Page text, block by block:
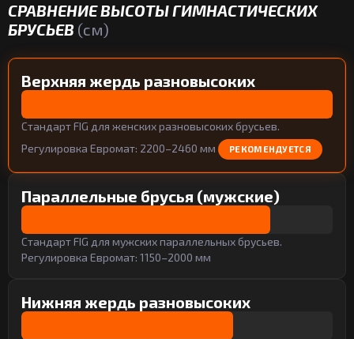
СРАВНЕНИЕ ВЫСОТЫ ГИМНАСТИЧЕСКИХ
БРУСЬЕВ (см)
Верхняя жердь разновысоких
Стандарт FIG для женских разновысоких брусьев.
Регулировка Евромат: 2200–2460 мм
РЕКОМЕНДУЕТСЯ
Параллельные брусья (мужские)
Стандарт FIG для мужских параллельных брусьев.
Регулировка Евромат: 1150–2000 мм
Нижняя жердь разновысоких